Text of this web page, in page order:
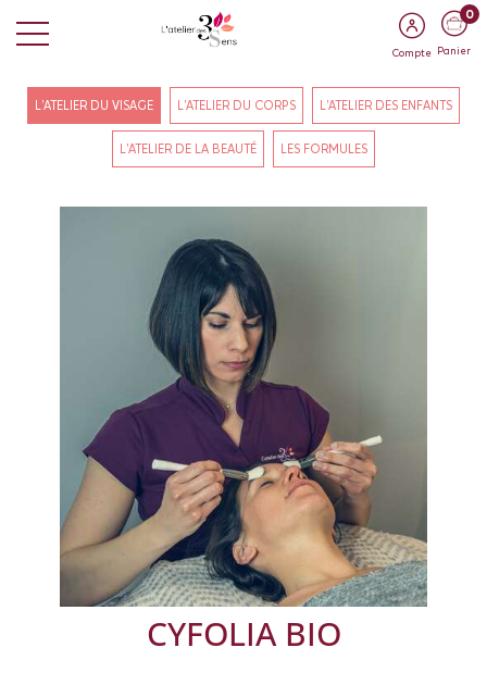
Compte
0
Panier
L'ATELIER DU VISAGE L'ATELIER DU CORPS L'ATELIER DES ENFANTS
L'ATELIER DE LA BEAUTÉ LES FORMULES
CYFOLIA BIO